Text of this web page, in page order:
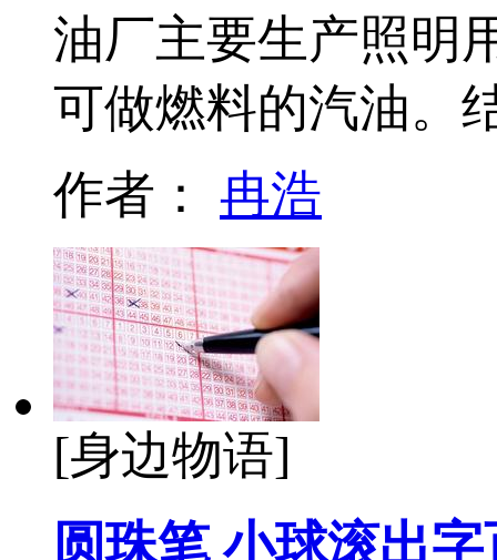
油厂主要生产照明
可做燃料的汽油
作者： 冉浩
[身边物语]
圆珠笔 小球滚出